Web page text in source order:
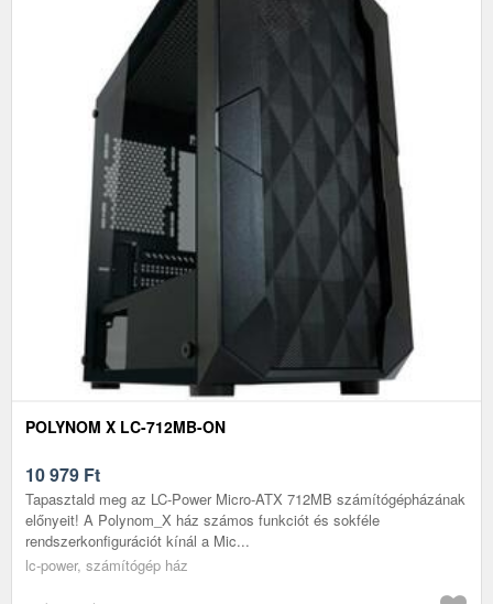
POLYNOM X LC-712MB-ON
10 979 Ft
Tapasztald meg az LC-Power Micro-ATX 712MB számítógépházának
előnyeit! A Polynom_X ház számos funkciót és sokféle
rendszerkonfigurációt kínál a Mic...
lc-power, számítógép ház